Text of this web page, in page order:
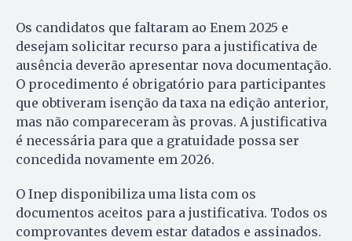
Os candidatos que faltaram ao Enem 2025 e
desejam solicitar recurso para a justificativa de
ausência deverão apresentar nova documentação.
O procedimento é obrigatório para participantes
que obtiveram isenção da taxa na edição anterior,
mas não compareceram às provas. A justificativa
é necessária para que a gratuidade possa ser
concedida novamente em 2026.
O Inep disponibiliza uma lista com os
documentos aceitos para a justificativa. Todos os
comprovantes devem estar datados e assinados.